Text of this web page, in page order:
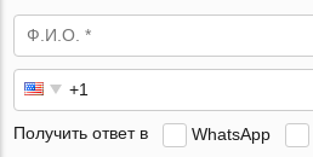
Получить ответ в WhatsApp